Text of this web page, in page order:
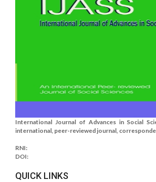
International Journal of Advances in Social
international, peer-reviewed journal,
RNI:
DOI:
QUICK LINKS